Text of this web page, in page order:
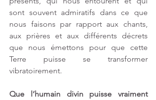
sont souvent admiratifs dans ce que
nous faisons par rapport aux chants,
aux prières et aux différents décrets
que nous émettons pour que cette
Terre puisse se transformer
vibratoirement.
Que l’humain divin puisse vraiment